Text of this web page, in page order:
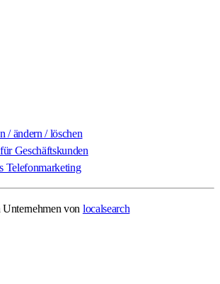
/ ändern / löschen
Geschäftskunden
Telefonmarketing
von localsearch